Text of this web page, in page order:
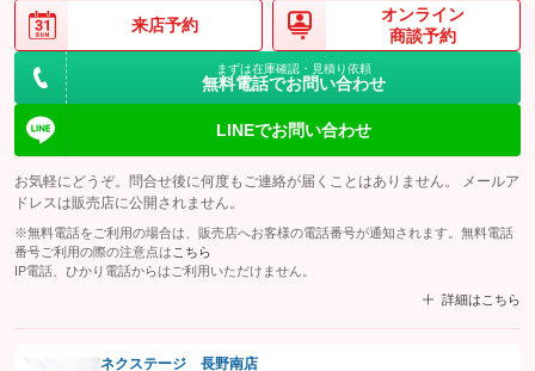
来店予約
オンライン
商談予約
まずは在庫確認・見積り依頼
無料電話でお問い合わせ
LINEでお問い合わせ
お気軽にどうぞ。問合せ後に何度もご連絡が届くことはありません。 メールア
ドレスは販売店に公開されません。
※無料電話をご利用の場合は、販売店へお客様の電話番号が通知されます。無料電話
番号ご利用の際の注意点は こちら
IP電話、ひかり電話からはご利用いただけません。
詳細はこちら
ネクステージ 長野南店